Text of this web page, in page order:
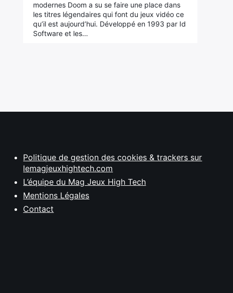
modernes Doom a su se faire une place dans
les titres légendaires qui font du jeux vidéo ce
qu’il est aujourd’hui. Développé en 1993 par Id
Software et les…
Politique de gestion des cookies & trackers sur
lemagjeuxhightech.com
L’équipe du Mag Jeux High Tech
Mentions Légales
Contact